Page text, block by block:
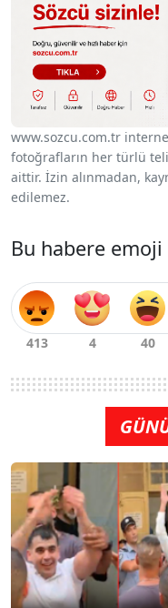
www.sozcu.com.tr
fotoğrafların her türlü
aittir. İzin alınmadan,
edilemez.
Bu habere